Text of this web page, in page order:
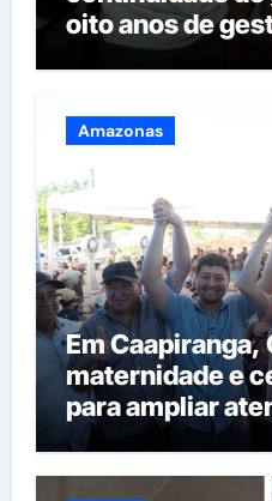
oito anos de
Amazonas
Em Caapiranga,
maternidade e
para ampliar
interior